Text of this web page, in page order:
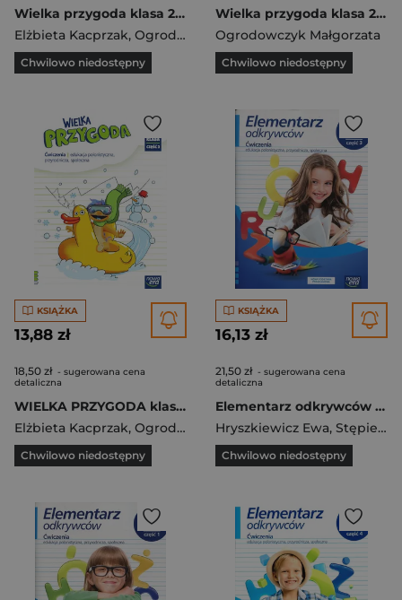
Wielka przygoda klasa 2 część 2 Zeszyt ćwiczeń zintegrowanych EDYCJA 2021-2023
Elżbieta Kacprzak, Ogrodowczyk Małgorzata
Chwilowo niedostępny
Wielka przygoda klasa 2 część 1 Zeszyt ćwiczeń zintegrowanych EDYCJA 2021-2023
Ogrodowczyk Małgorzata
Chwilowo niedostępny
KSIĄŻKA
13,88 zł
18,50 zł - sugerowana cena
detaliczna
WIELKA PRZYGODA klasa 1 część 3 Zeszyt ćwiczeń zintegrowanych
Elżbieta Kacprzak, Ogrodowczyk Małgorzata
Chwilowo niedostępny
KSIĄŻKA
16,13 zł
21,50 zł - sugerowana cena
detaliczna
Elementarz odkrywców 2 Ćwiczenia Część 3 Edukacja polonistyczna, przyrodnicza, społeczna Szkoła podstawowa
Hryszkiewicz Ewa, Stępień Barbara
Chwilowo niedostępny